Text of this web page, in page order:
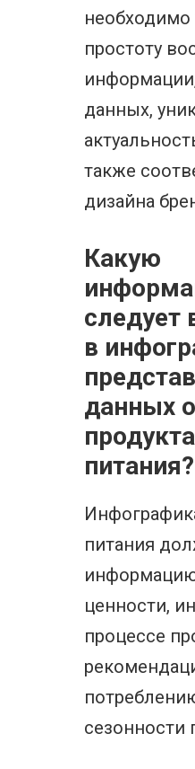
необходимо
простоту
данных,
также
дизайна
Какую
следует
в
данных о
питания?
питания
ценности,
процессе
сезонности